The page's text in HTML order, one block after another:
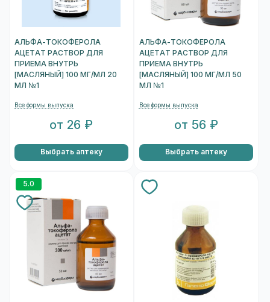
АЛЬФА-ТОКОФЕРОЛА
АЦЕТАТ РАСТВОР ДЛЯ
ПРИЕМА ВНУТРЬ
[МАСЛЯНЫЙ] 100 МГ/МЛ 20
МЛ №1
Все формы выпуска
от 26 ₽
Выбрать аптеку
АЛЬФА-ТОКОФЕРОЛА
АЦЕТАТ РАСТВОР ДЛЯ
ПРИЕМА ВНУТРЬ
[МАСЛЯНЫЙ] 100 МГ/МЛ 50
МЛ №1
Все формы выпуска
от 56 ₽
Выбрать аптеку
5.0